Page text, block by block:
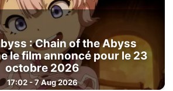
: Chain of the Abyss
le film annoncé pour le 23
octobre 2026
17:02 - 7 Aug 2026